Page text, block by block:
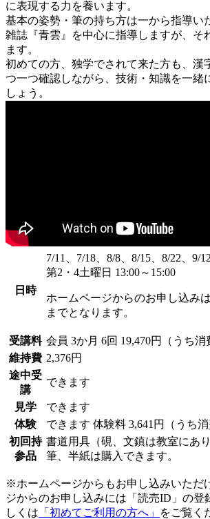
に表現する力を養います。
基本の姿勢・筆の持ち方は一から指導い
雑誌『青雲』を中心に指導しますが、そ
ます。
初めての方、独学でされて来た方も、漢
つ一つ確認しながら、技術・知識を一緒
しょう。
日時
7/11、7/18、8/8、8/15、8/22、9/12
第2・4土曜日 13:00～15:00
ホームページからのお申し込み
までとなります。
受講料 会員 3か月 6回 19,470円（うち消
維持費 2,376円
途中受
講
できます
見学
できます
体験
できます 体験料 3,641円（うち消
初回持
参品
書道用具（硯、文鎮は教室にあ
筆、半紙は購入できます。
※ホームページからもお申し込みいただ
ジからのお申し込みには「読売ID」の登
しくは 「初めてご利用の方へ」 をご覧く